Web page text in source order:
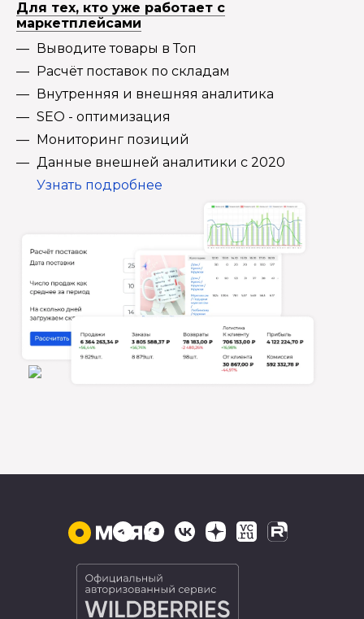
Для тех, кто уже работает с
маркетплейсами
Выводите товары в Топ
Расчёт поставок по складам
Внутренняя и внешняя аналитика
SEO - оптимизация
Мониторинг позиций
Данные внешней аналитики с 2020
Узнать подробнее